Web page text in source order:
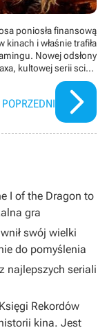
poniosła finansową
kinach i właśnie trafiła
Nowej odsłony
kultowej serii sci-fi,
nie można przegapić
POPRZEDNI
I of the Dragon to
gra
swój wielki
do pomyślenia
najlepszych seriali
Rekordów
kina. Jest